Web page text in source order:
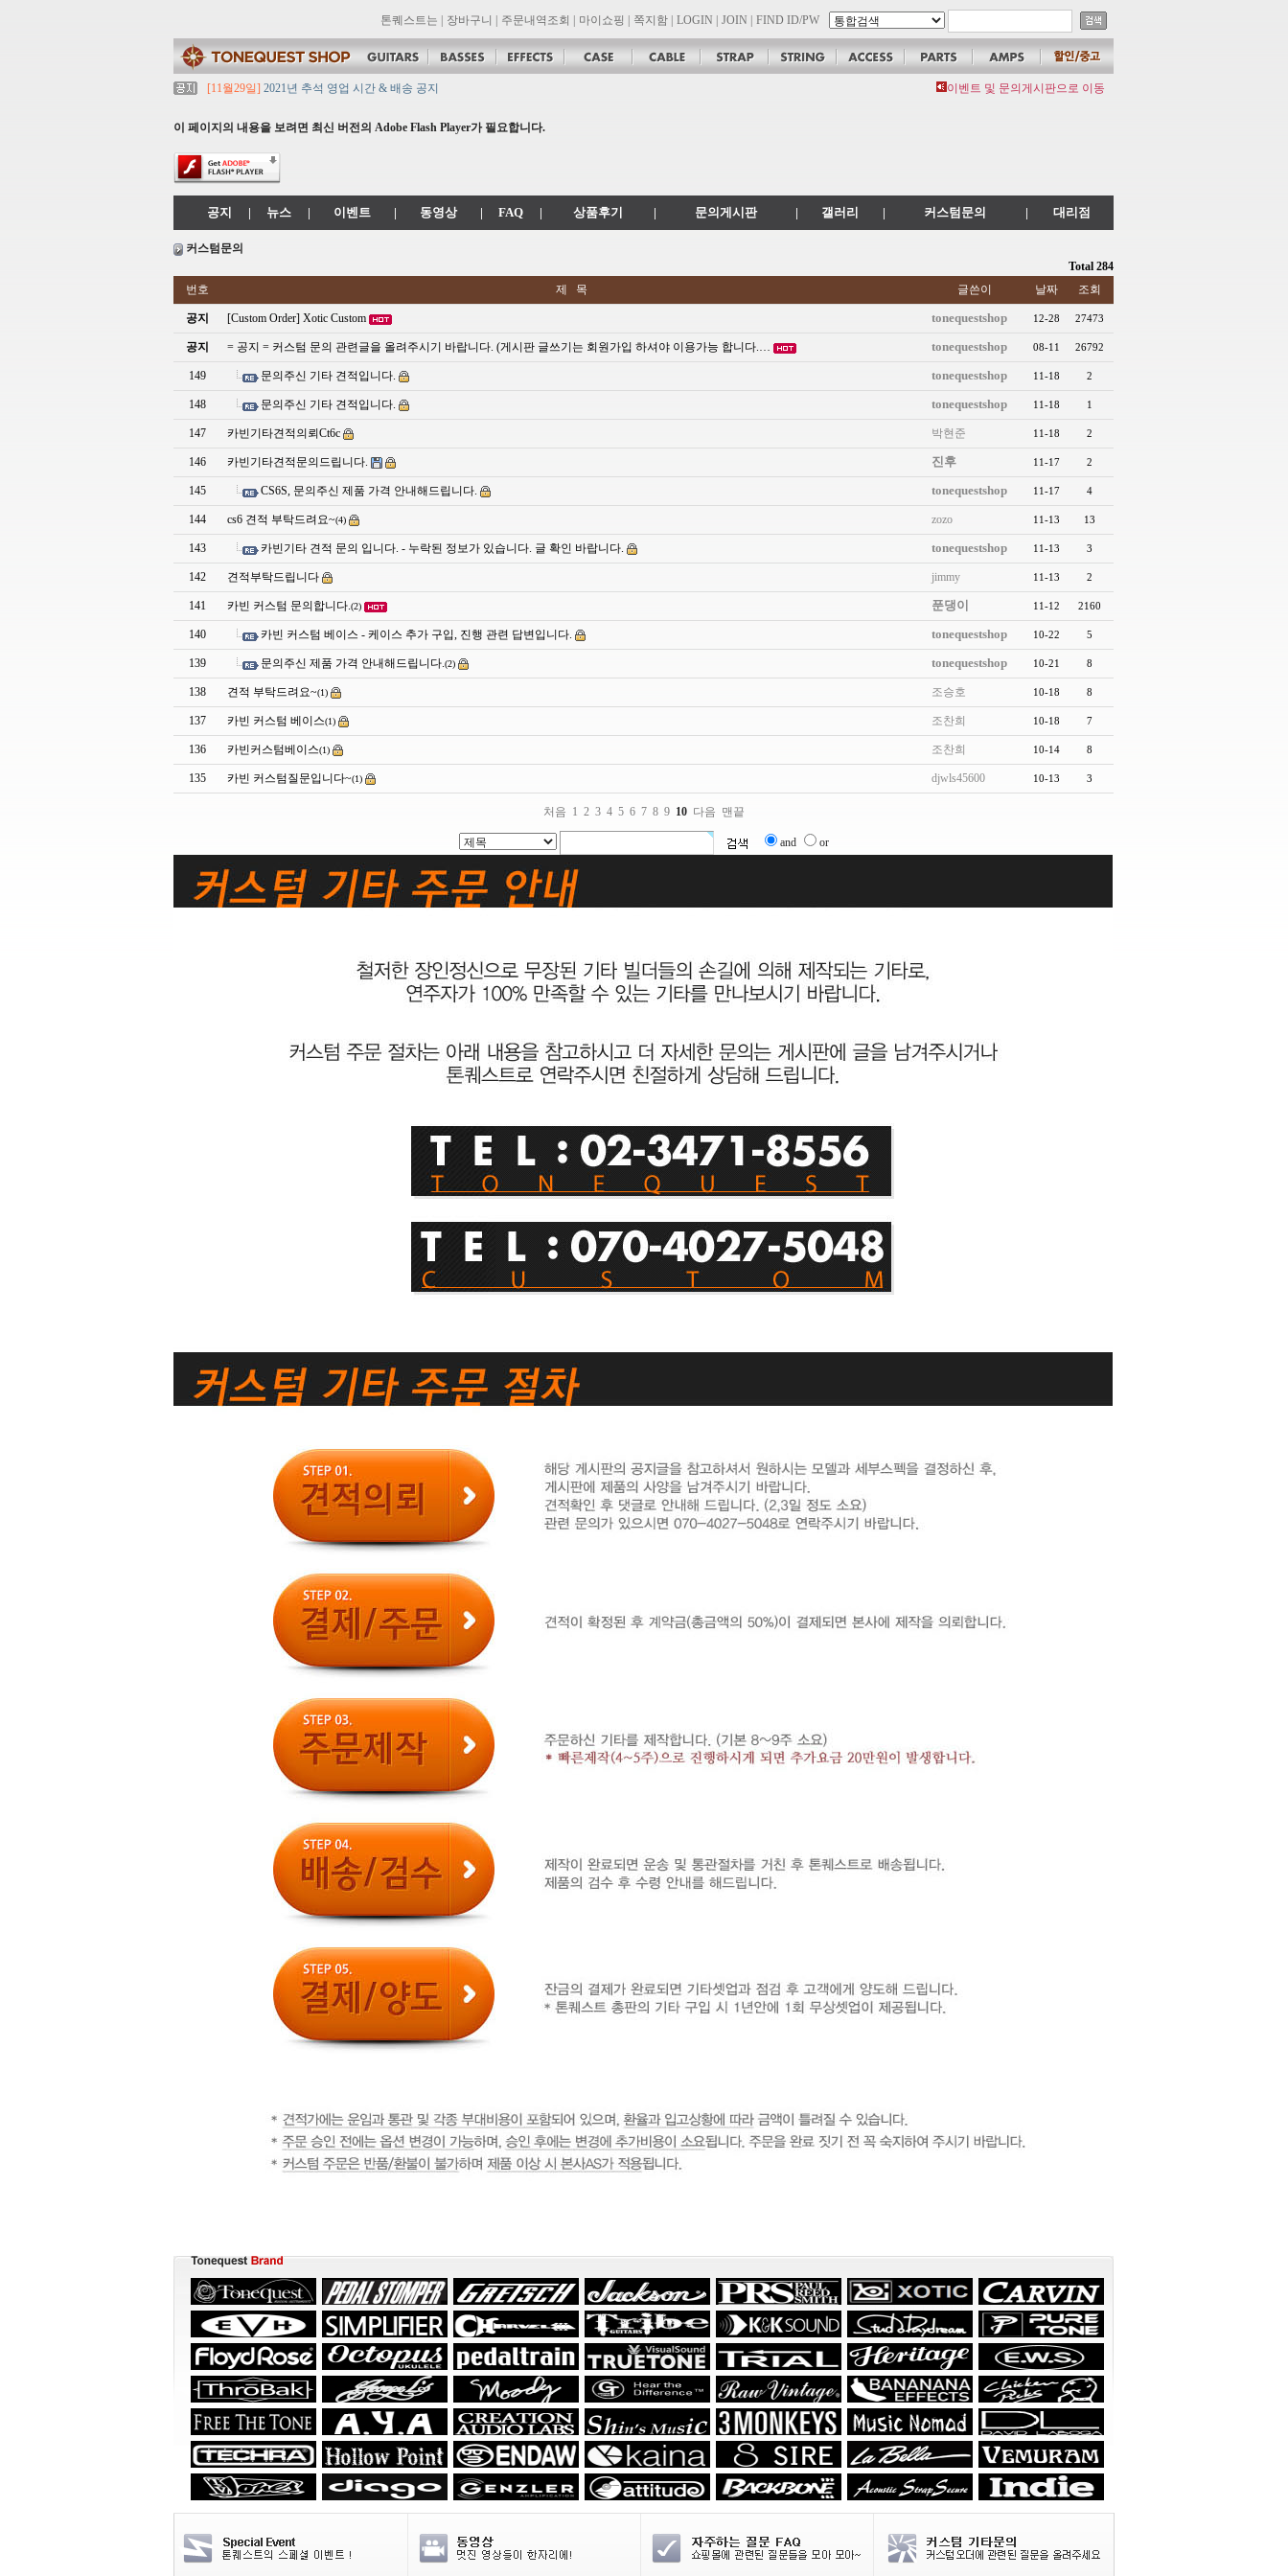
톤퀘스트는 장바구니 주문내역조회 마이쇼핑 쪽지함 LOGIN JOIN FIND ID/PW
[11월29일] 2021년 추석 영업 시간 & 배송 공지
[11월29일]2021년 설 영업 시간 & 배송 공지
[11월29일]
톤퀘스트 10월 휴무일 안내입니다.
이벤트 및 문의게시판으로 이동
이 페이지의 내용을 보려면 최신 버전의 Adobe Flash Player가 필요합니다.
공지 | 뉴스 | 이벤트 | 동영상 | FAQ | 상품후기 | 문의게시판 | 갤러리 | 커스텀문의 | 대리점
커스텀문의
Total 284
번호
제 목 글쓴이 날짜 조회
공지 [Custom Order] Xotic Custom tonequestshop 12-28 27473
공지 = 공지 = 커스텀 문의 관련글을 올려주시기 바랍니다. (게시판 글쓰기는 회원가입 하셔야 이용가능 합니다.… tonequestshop 08-11 26792
149 문의주신 기타 견적입니다. tonequestshop 11-18 2
148 문의주신 기타 견적입니다. tonequestshop 11-18 1
147 카빈기타견적의뢰Ct6c 박현준 11-18 2
146 카빈기타견적문의드립니다. 진후 11-17 2
145 CS6S, 문의주신 제품 가격 안내해드립니다. tonequestshop 11-17 4
144 cs6 견적 부탁드려요~(4) zozo 11-13 13
143 카빈기타 견적 문의 입니다. - 누락된 정보가 있습니다. 글 확인 바랍니다. tonequestshop 11-13 3
142 견적부탁드립니다 jimmy 11-13 2
141 카빈 커스텀 문의합니다.(2) 푼댕이 11-12 2160
140 카빈 커스텀 베이스 - 케이스 추가 구입, 진행 관련 답변입니다. tonequestshop 10-22 5
139 문의주신 제품 가격 안내해드립니다.(2) tonequestshop 10-21 8
138 견적 부탁드려요~(1) 조승호 10-18 8
137 카빈 커스텀 베이스(1) 조찬희 10-18 7
136 카빈커스텀베이스(1) 조찬희 10-14 8
135 카빈 커스텀질문입니다~(1) djwls45600 10-13 3
처음 1 2 3 4 5 6 7 8 9 10 다음 맨끝
and or